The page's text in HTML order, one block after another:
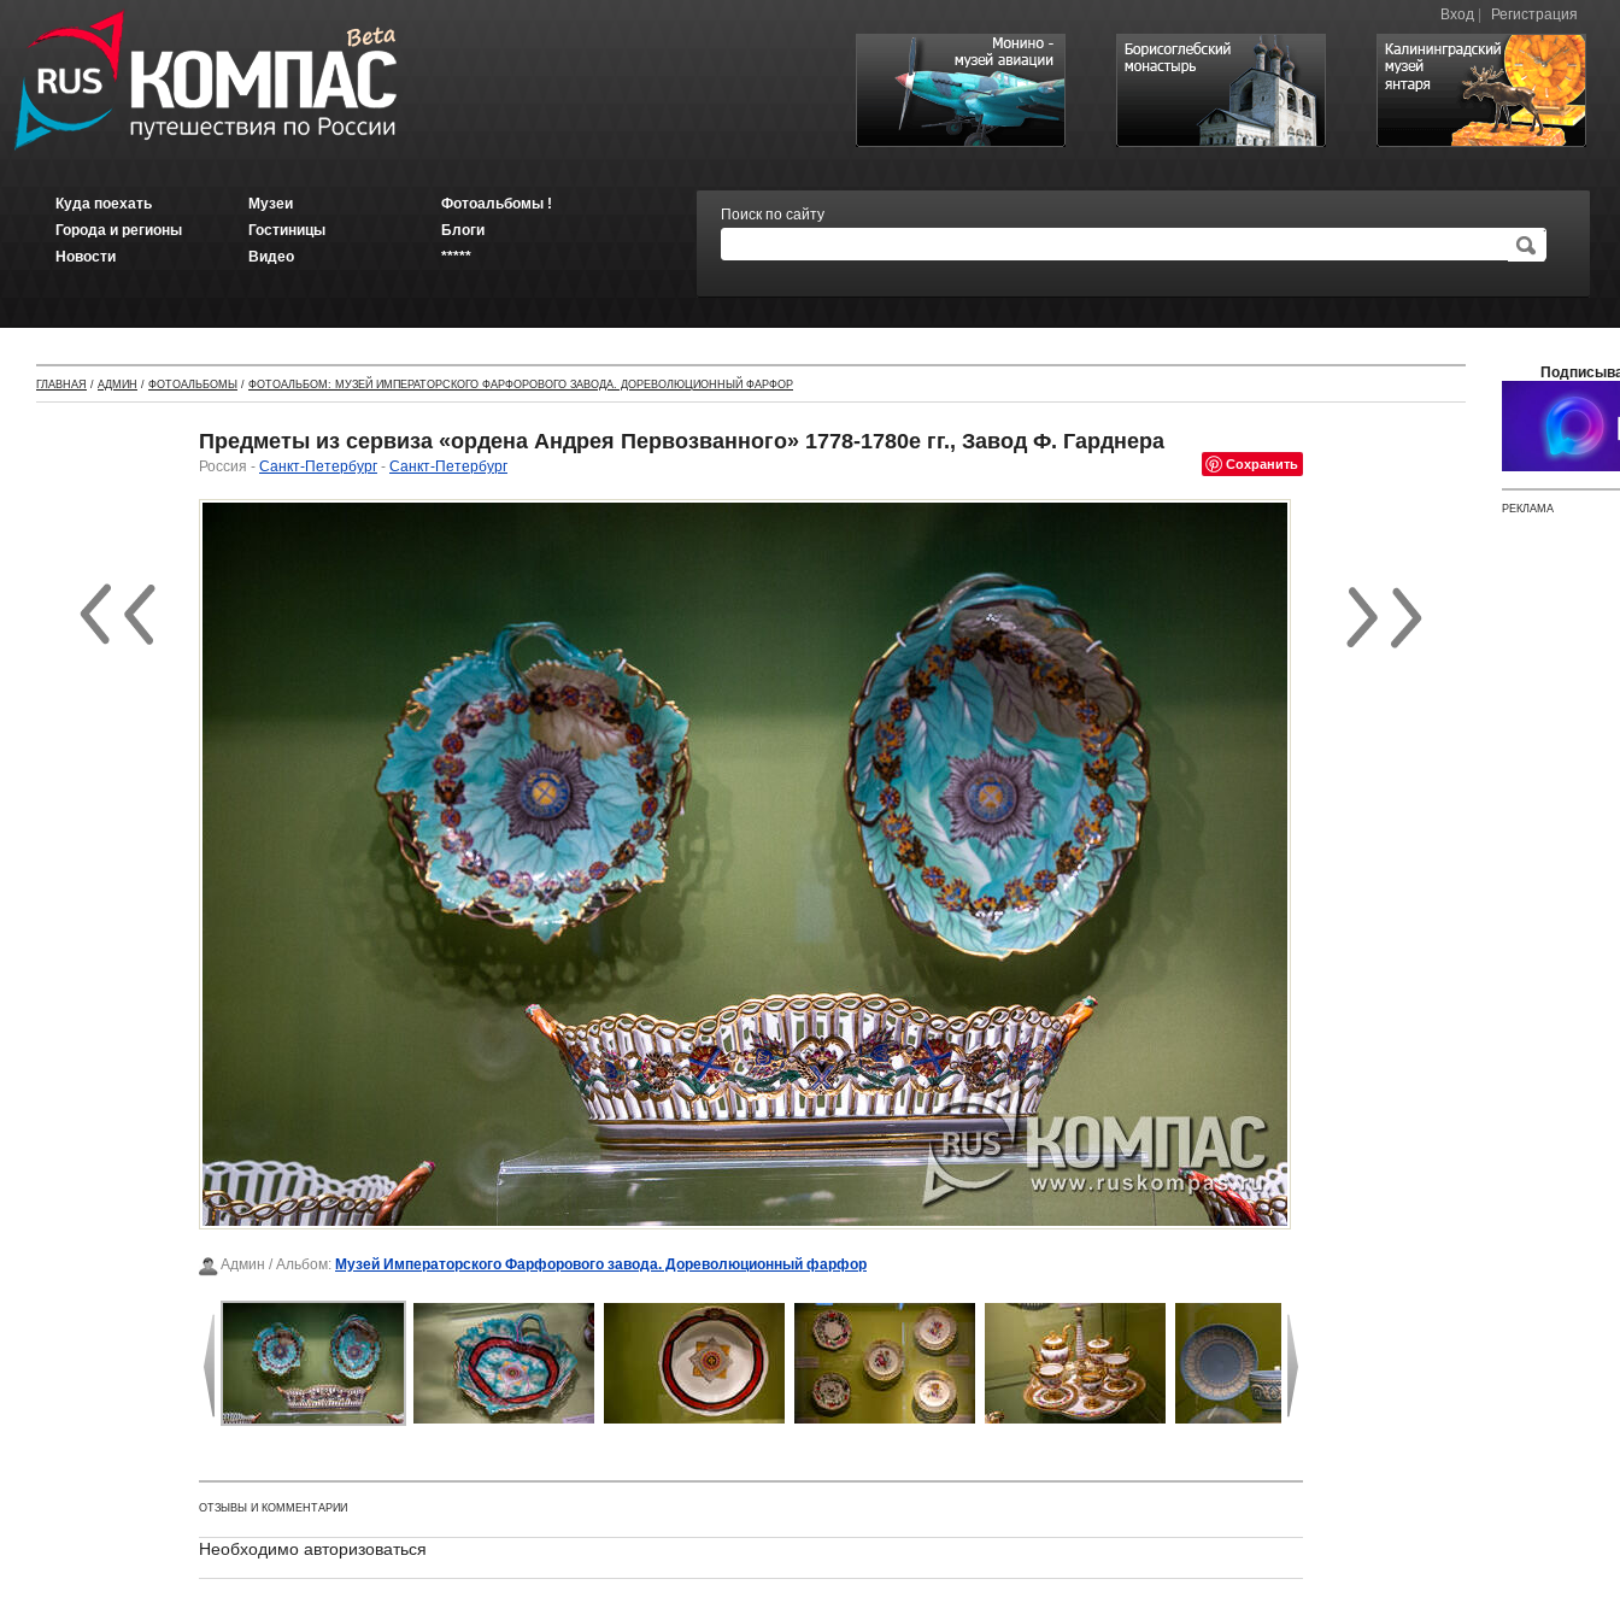
Вход Регистрация
Куда поехать
Города и регионы
Новости
Музеи
Гостиницы
Видео
Фотоальбомы !
Блоги
*****
Поиск по сайту
ГЛАВНАЯ / АДМИН / ФОТОАЛЬБОМЫ / ФОТОАЛЬБОМ: МУЗЕЙ ИМПЕРАТОРСКОГО ФАРФОРОВОГО ЗАВОДА. ДОРЕВОЛЮЦИОННЫЙ ФАРФОР
Предметы из сервиза «ордена Андрея Первозванного» 1778-1780е гг., Завод Ф. Гарднера
Сохранить
Россия - Санкт-Петербург - Санкт-Петербург
Админ / Альбом: Музей Императорского Фарфорового завода. Дореволюционный фарфор
ОТЗЫВЫ И КОММЕНТАРИИ
Необходимо авторизоваться
РЕКЛАМА